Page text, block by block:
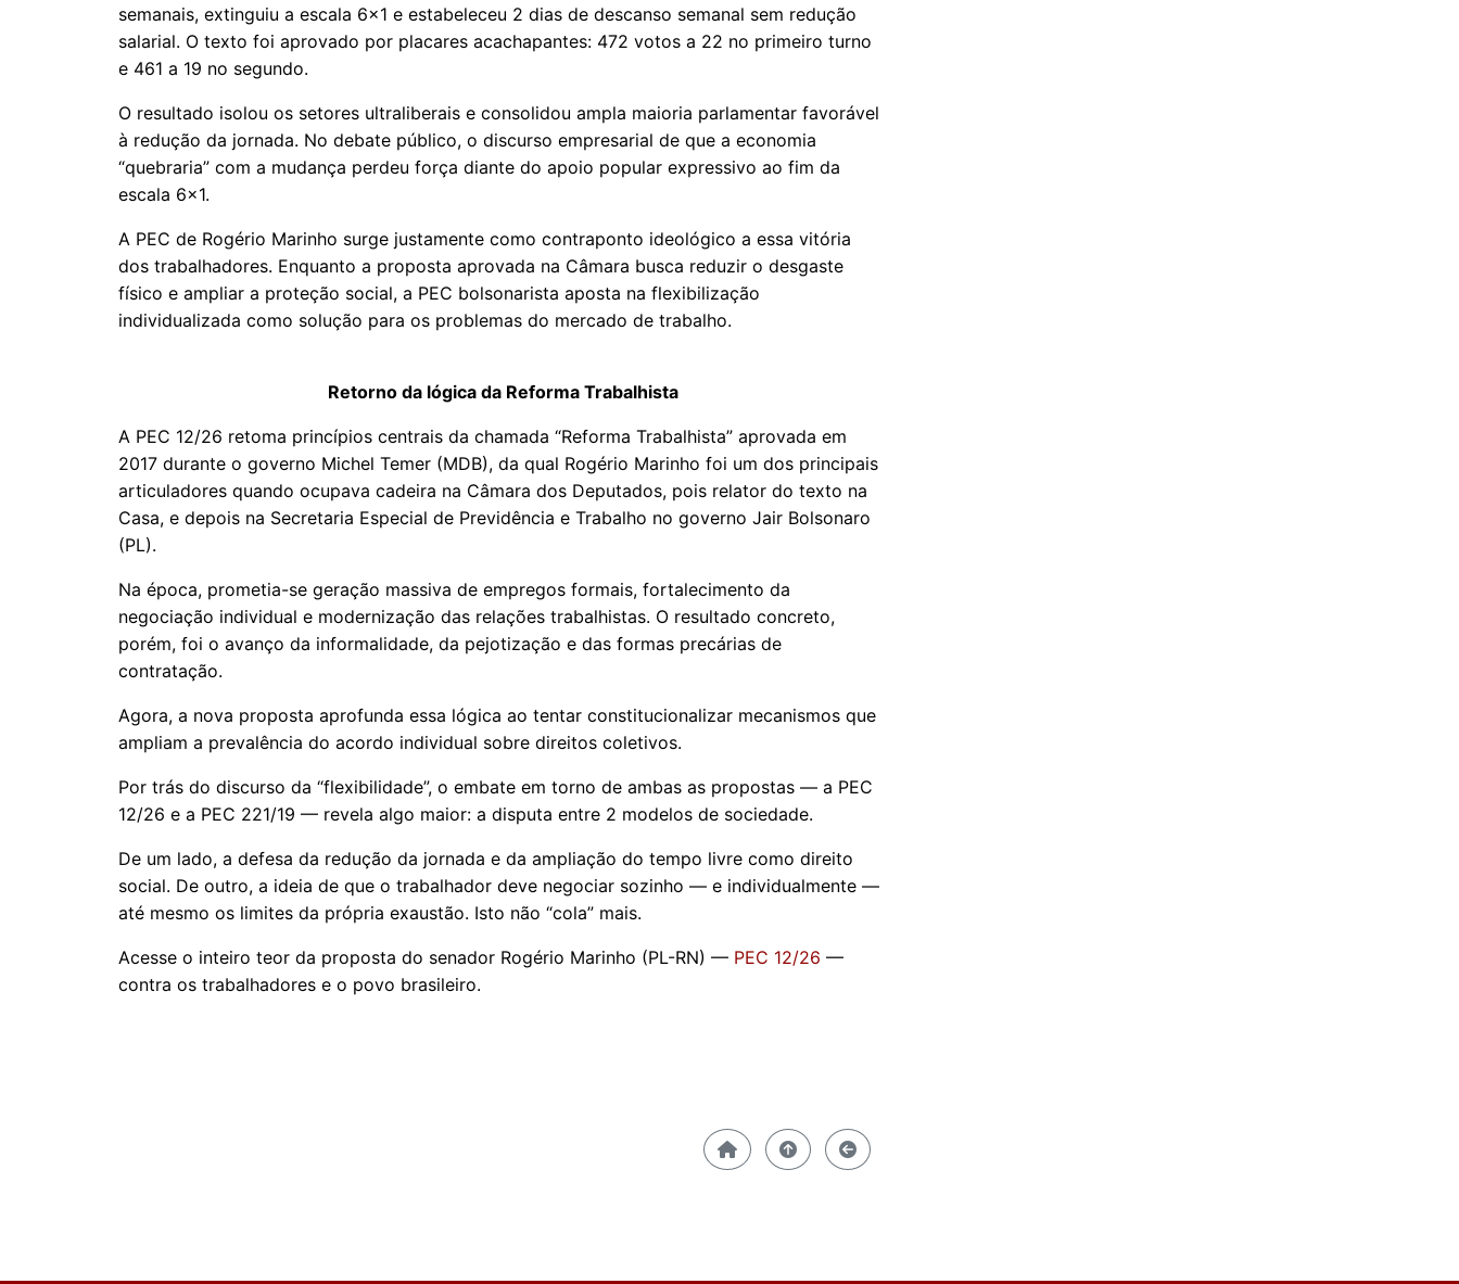
semanais, extinguiu a escala 6x1 e estabeleceu 2 dias de descanso semanal sem redução
salarial. O texto foi aprovado por placares acachapantes: 472 votos a 22 no primeiro turno
e 461 a 19 no segundo.
O resultado isolou os setores ultraliberais e consolidou ampla maioria parlamentar favorável
à redução da jornada. No debate público, o discurso empresarial de que a economia
“quebraria” com a mudança perdeu força diante do apoio popular expressivo ao fim da
escala 6x1.
A PEC de Rogério Marinho surge justamente como contraponto ideológico a essa vitória
dos trabalhadores. Enquanto a proposta aprovada na Câmara busca reduzir o desgaste
físico e ampliar a proteção social, a PEC bolsonarista aposta na flexibilização
individualizada como solução para os problemas do mercado de trabalho.
Retorno da lógica da Reforma Trabalhista
A PEC 12/26 retoma princípios centrais da chamada “Reforma Trabalhista” aprovada em
2017 durante o governo Michel Temer (MDB), da qual Rogério Marinho foi um dos principais
articuladores quando ocupava cadeira na Câmara dos Deputados, pois relator do texto na
Casa, e depois na Secretaria Especial de Previdência e Trabalho no governo Jair Bolsonaro
(PL).
Na época, prometia-se geração massiva de empregos formais, fortalecimento da
negociação individual e modernização das relações trabalhistas. O resultado concreto,
porém, foi o avanço da informalidade, da pejotização e das formas precárias de
contratação.
Agora, a nova proposta aprofunda essa lógica ao tentar constitucionalizar mecanismos que
ampliam a prevalência do acordo individual sobre direitos coletivos.
Por trás do discurso da “flexibilidade”, o embate em torno de ambas as propostas — a PEC
12/26 e a PEC 221/19 — revela algo maior: a disputa entre 2 modelos de sociedade.
De um lado, a defesa da redução da jornada e da ampliação do tempo livre como direito
social. De outro, a ideia de que o trabalhador deve negociar sozinho — e individualmente —
até mesmo os limites da própria exaustão. Isto não “cola” mais.
Acesse o inteiro teor da proposta do senador Rogério Marinho (PL-RN) — PEC 12/26 —
contra os trabalhadores e o povo brasileiro.